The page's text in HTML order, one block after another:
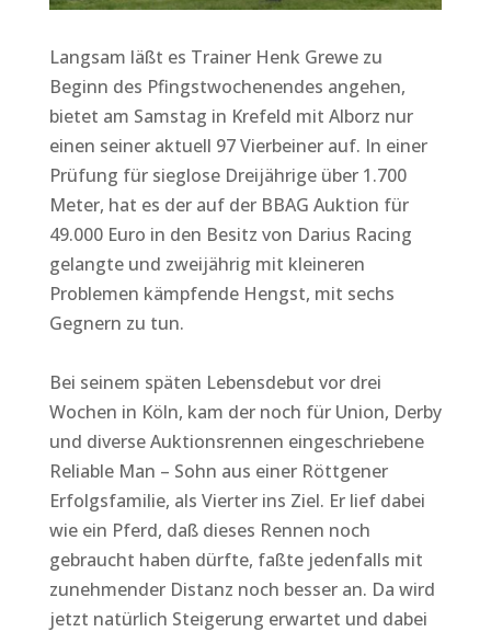
Langsam läßt es Trainer Henk Grewe zu
Beginn des Pfingstwochenendes angehen,
bietet am Samstag in Krefeld mit Alborz nur
einen seiner aktuell 97 Vierbeiner auf. In einer
Prüfung für sieglose Dreijährige über 1.700
Meter, hat es der auf der BBAG Auktion für
49.000 Euro in den Besitz von Darius Racing
gelangte und zweijährig mit kleineren
Problemen kämpfende Hengst, mit sechs
Gegnern zu tun.
Bei seinem späten Lebensdebut vor drei
Wochen in Köln, kam der noch für Union, Derby
und diverse Auktionsrennen eingeschriebene
Reliable Man – Sohn aus einer Röttgener
Erfolgsfamilie, als Vierter ins Ziel. Er lief dabei
wie ein Pferd, daß dieses Rennen noch
gebraucht haben dürfte, faßte jedenfalls mit
zunehmender Distanz noch besser an. Da wird
jetzt natürlich Steigerung erwartet und dabei